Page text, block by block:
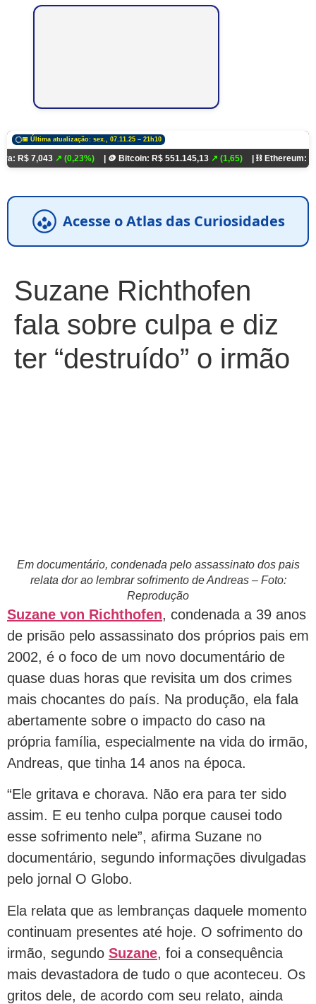
📅 Última atualização: sex., 07.11.25 – 21h10
↗ (0,23%) | 🪙 Bitcoin: R$ 551.145,13↗ (1,65) | ⛓️ Ethereum: R$
Acesse o Atlas das Curiosidades
Suzane Richthofen
fala sobre culpa e diz
ter “destruído” o irmão
Em documentário, condenada pelo assassinato dos pais
relata dor ao lembrar sofrimento de Andreas – Foto:
Reprodução
Suzane von Richthofen, condenada a 39 anos
de prisão pelo assassinato dos próprios pais em
2002, é o foco de um novo documentário de
quase duas horas que revisita um dos crimes
mais chocantes do país. Na produção, ela fala
abertamente sobre o impacto do caso na
própria família, especialmente na vida do irmão,
Andreas, que tinha 14 anos na época.
“Ele gritava e chorava. Não era para ter sido
assim. E eu tenho culpa porque causei todo
esse sofrimento nele”, afirma Suzane no
documentário, segundo informações divulgadas
pelo jornal O Globo.
Ela relata que as lembranças daquele momento
continuam presentes até hoje. O sofrimento do
irmão, segundo Suzane, foi a consequência
mais devastadora de tudo o que aconteceu. Os
gritos dele, de acordo com seu relato, ainda